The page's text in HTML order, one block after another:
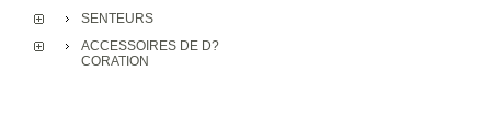
SENTEURS
ACCESSOIRES DE D?
CORATION